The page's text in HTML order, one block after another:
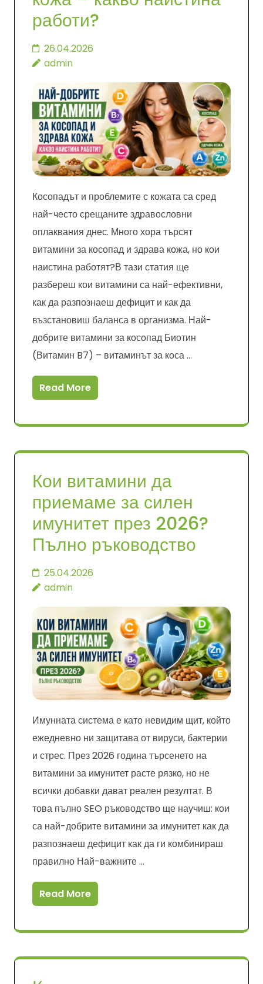
работи?
26.04.2026
admin
Косопадът и проблемите с кожата са сред
най-често срещаните здравословни
оплаквания днес. Много хора търсят
витамини за косопад и здрава кожа, но кои
наистина работят?В тази статия ще
разбереш кои витамини са най-ефективни,
как да разпознаеш дефицит и как да
възстановиш баланса в организма. Най-
добрите витамини за косопад Биотин
(Витамин B7) – витаминът за коса …
Read More
Кои витамини да
приемаме за силен
имунитет през 2026?
Пълно ръководство
25.04.2026
admin
Имунната система е като невидим щит, който
ежедневно ни защитава от вируси, бактерии
и стрес. През 2026 година търсенето на
витамини за имунитет расте рязко, но не
всички добавки дават реален резултат. В
това пълно SEO ръководство ще научиш: кои
са най-добрите витамини за имунитет как да
разпознаеш дефицит как да ги комбинираш
правилно Най-важните …
Read More